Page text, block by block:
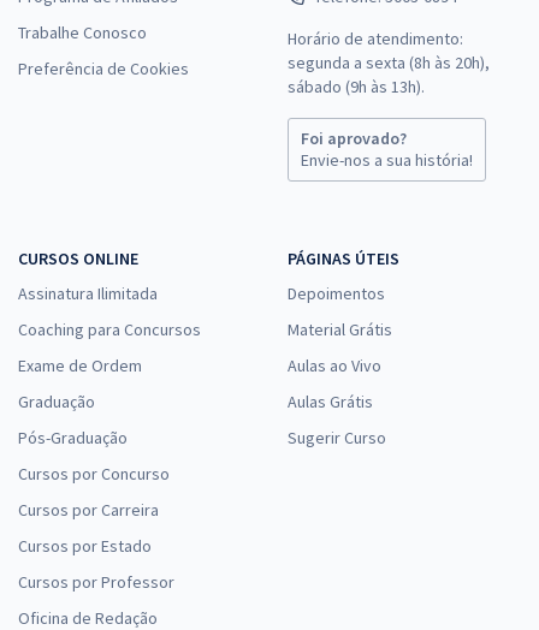
Trabalhe Conosco
Preferência de Cookies
Horário de atendimento:
segunda a sexta (8h às 20h),
sábado (9h às 13h).
Foi aprovado?
Envie-nos a sua história!
CURSOS ONLINE
Assinatura Ilimitada
Coaching para Concursos
Exame de Ordem
Graduação
Pós-Graduação
Cursos por Concurso
Cursos por Carreira
Cursos por Estado
Cursos por Professor
Oficina de Redação
PÁGINAS ÚTEIS
Depoimentos
Material Grátis
Aulas ao Vivo
Aulas Grátis
Sugerir Curso